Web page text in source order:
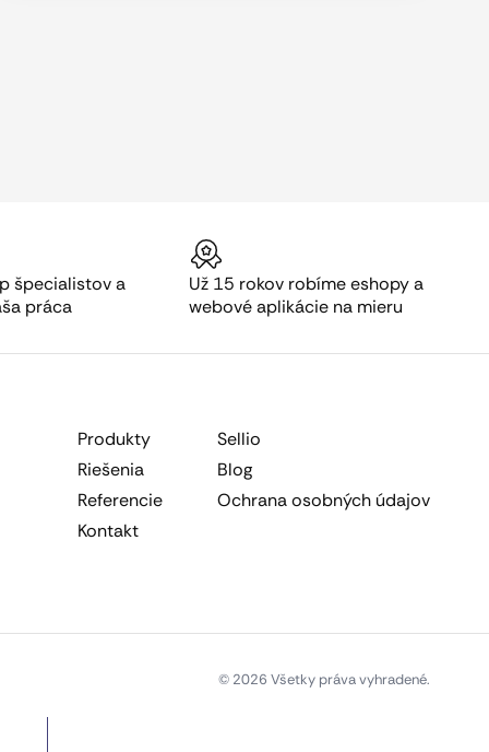
špecialistov a
práca
Už 15 rokov robíme eshopy a
webové aplikácie na mieru
Produkty
Riešenia
Referencie
Kontakt
Sellio
Blog
Ochrana osobných údajov
© 2026 Všetky práva vyhradené.